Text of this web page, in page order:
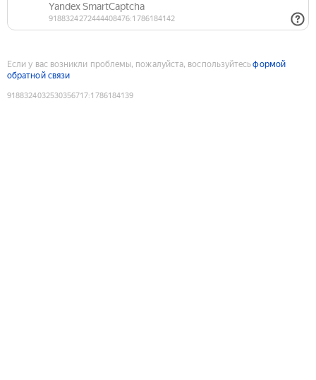
Если у вас возникли проблемы, пожалуйста, воспользуйтесьформой
обратной связи
9188324032530356717:1786184139